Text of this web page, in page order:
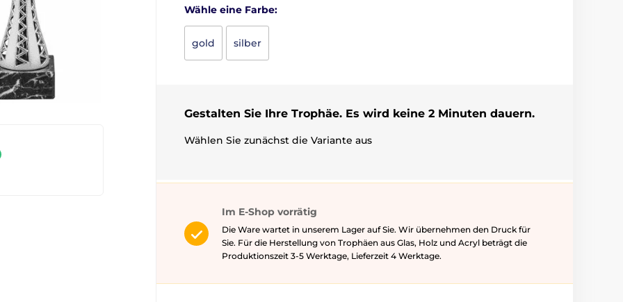
Wähle eine Farbe:
gold silber
Gestalten Sie Ihre Trophäe. Es wird keine 2 Minuten dauern.
Wählen Sie zunächst die Variante aus
Im E-Shop vorrätig
Die Ware wartet in unserem Lager auf Sie. Wir übernehmen den Druck für
Sie. Für die Herstellung von Trophäen aus Glas, Holz und Acryl beträgt die
Produktionszeit 3-5 ​​Werktage, Lieferzeit 4 Werktage.